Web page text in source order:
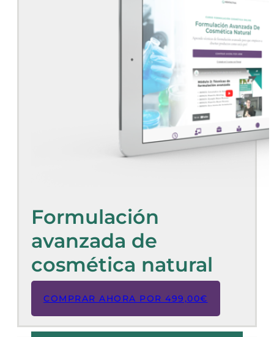
Formulación
avanzada de
cosmética natural
COMPRAR AHORA POR 499,00€